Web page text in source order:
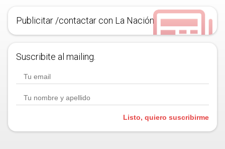
Publicitar /contactar con La Nación
Suscribite al mailing.
Listo, quiero suscribirme